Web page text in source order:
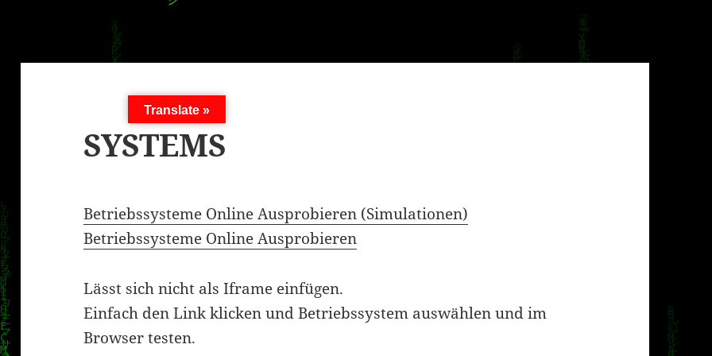
SYSTEMS
Betriebssysteme Online Ausprobieren (Simulationen)
Betriebssysteme Online Ausprobieren
Lässt sich nicht als Iframe einfügen.
Einfach den Link klicken und Betriebssystem auswählen und im
Browser testen.
Translate »